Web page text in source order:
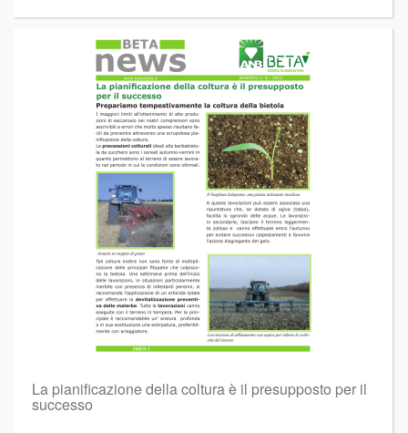
La pianificazione della coltura è il presupposto per il
successo